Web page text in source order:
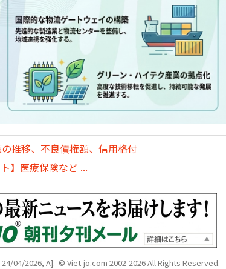
推移、不良債権額、信用格付
】医療保険など ...
24/04/2026, A]. © Viet-jo.com 2002-2026 All Rights Reserved.